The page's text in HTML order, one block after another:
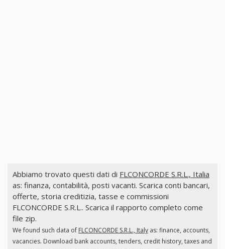
Abbiamo trovato questi dati di FLCONCORDE S.R.L., Italia
as: finanza, contabilità, posti vacanti. Scarica conti bancari,
offerte, storia creditizia, tasse e commissioni
FLCONCORDE S.R.L.. Scarica il rapporto completo come
file zip.
We found such data of FLCONCORDE S.R.L., Italyas: finance, accounts,
vacancies. Download bank accounts, tenders, credit history, taxes and